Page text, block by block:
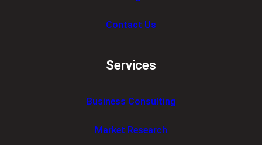
Contact Us
Services
Business Consulting
Market Research